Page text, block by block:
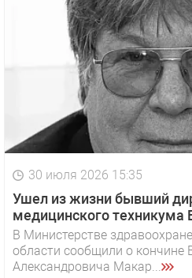
30 июля 2026 15:35
Ушел из жизни бывший
медицинского
В Министерстве
области сообщили о кончине
Александровича Макар...